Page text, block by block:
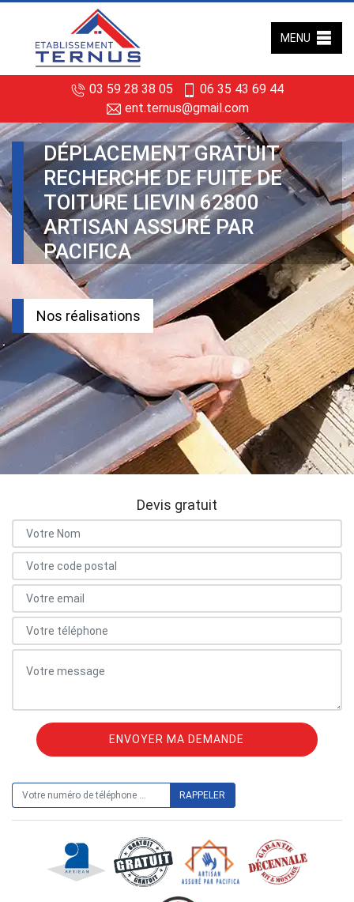
03 59 28 38 05
06 35 43 69 44
ent.ternus@gmail.com
MENU
DÉPLACEMENT GRATUIT
RECHERCHE DE FUITE DE
TOITURE LIEVIN 62800
ARTISAN ASSURÉ PAR
PACIFICA
Nos réalisations
Devis gratuit